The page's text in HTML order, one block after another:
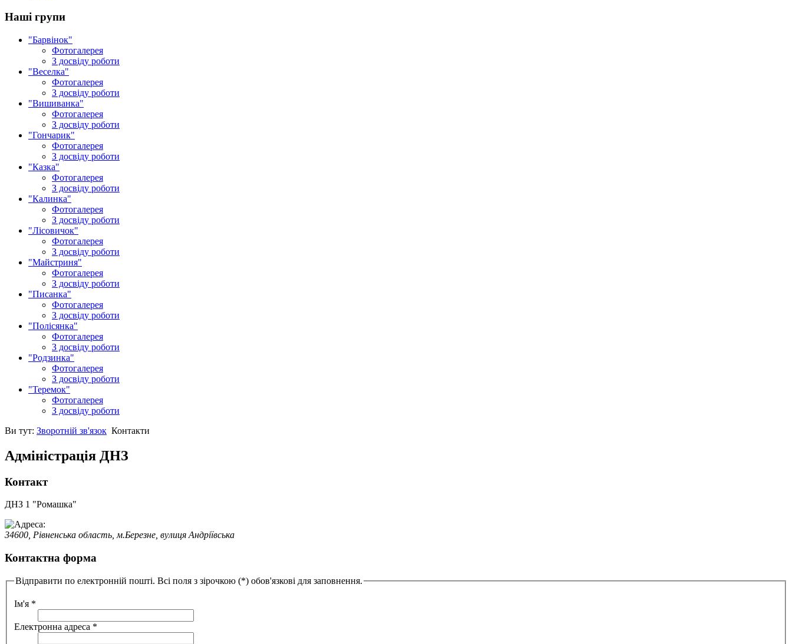
Наші групи
"Барвінок"
Фотогалерея
З досвіду роботи
"Веселка"
Фотогалерея
З досвіду роботи
"Вишиванка"
Фотогалерея
З досвіду роботи
"Гончарик"
Фотогалерея
З досвіду роботи
"Казка"
Фотогалерея
З досвіду роботи
"Калинка"
Фотогалерея
З досвіду роботи
"Лісовичок"
Фотогалерея
З досвіду роботи
"Майстриня"
Фотогалерея
З досвіду роботи
"Писанка"
Фотогалерея
З досвіду роботи
"Полісянка"
Фотогалерея
З досвіду роботи
"Родзинка"
Фотогалерея
З досвіду роботи
"Теремок"
Фотогалерея
З досвіду роботи
Ви тут: Зворотній зв'язок Контакти
Адміністрація ДНЗ
Контакт
ДНЗ 1 "Ромашка"
34600, Рівненська область, м.Березне, вулиця Андріївська
Контактна форма
Відправити по електронній пошті. Всі поля з зірочкою (*) обов'язкові для заповнення.
Ім'я *
Електронна адреса *